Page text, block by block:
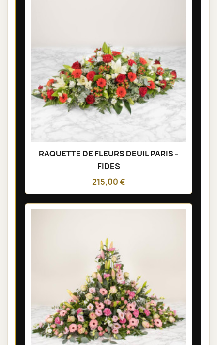
RAQUETTE DE FLEURS DEUIL PARIS -
FIDES
215,00 €